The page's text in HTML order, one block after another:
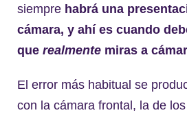
siempre habrá una
cámara, y ahí es cuando
que realmente miras a
El error más habitual se
con la cámara frontal, la de